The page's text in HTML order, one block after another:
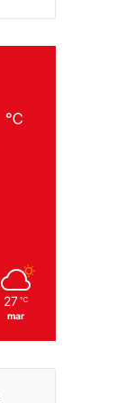
℃
27 ℃
mar